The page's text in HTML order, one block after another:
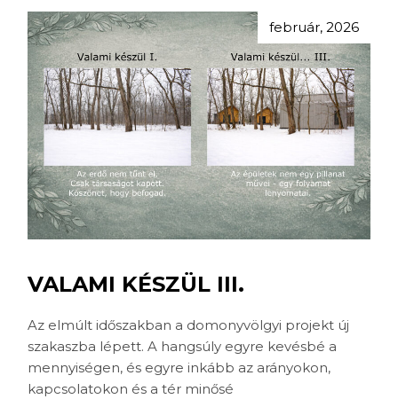
február, 2026
VALAMI KÉSZÜL III.
Az elmúlt időszakban a domonyvölgyi projekt új
szakaszba lépett. A hangsúly egyre kevésbé a
mennyiségen, és egyre inkább az arányokon,
kapcsolatokon és a tér minősé